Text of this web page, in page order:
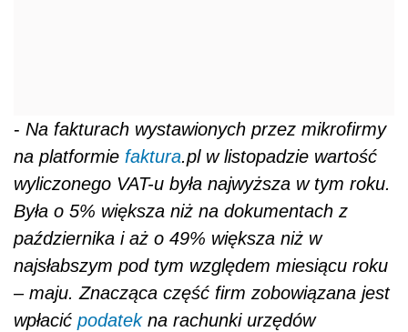
- Na fakturach wystawionych przez mikrofirmy
na platformie faktura.pl w listopadzie wartość
wyliczonego VAT-u była najwyższa w tym roku.
Była o 5% większa niż na dokumentach z
października i aż o 49% większa niż w
najsłabszym pod tym względem miesiącu roku
– maju. Znacząca część firm zobowiązana jest
wpłacić podatekna rachunki urzędów